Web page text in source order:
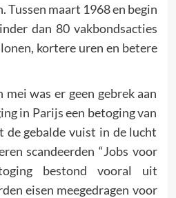
Tussen maart 1968 en begin
dan 80 vakbondsacties
kortere uren en betere
was er geen gebrek aan
in Parijs een betoging van
de gebalde vuist in de lucht
scandeer­den “Jobs voor
bestond vooral uit
eisen meegedragen voor